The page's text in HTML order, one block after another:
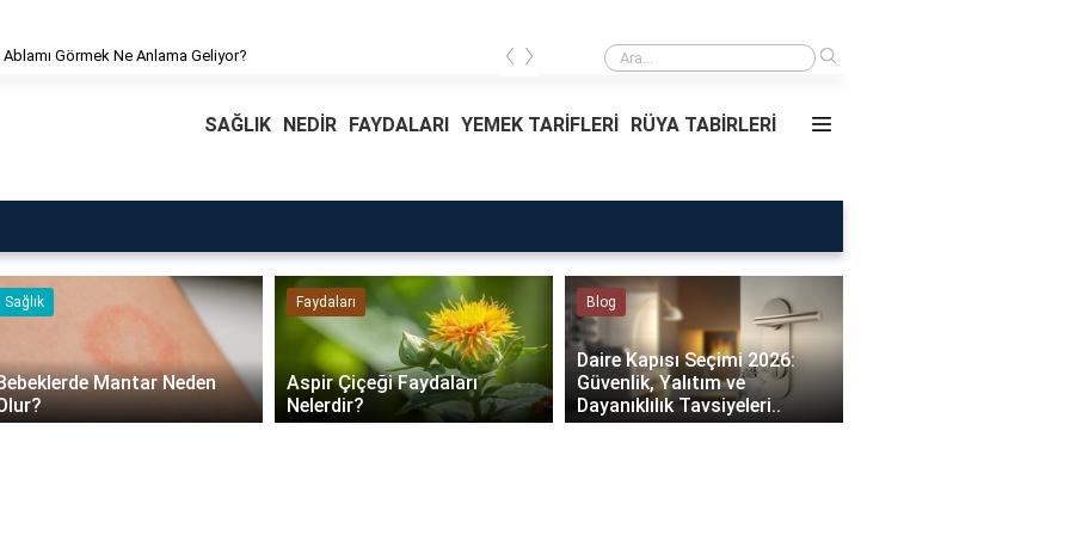
Görmek Ne Anlama Geliyor? Rüyada Ablamı Görmek Ne Anlama Geliyor?
‹ ›
SAĞLIK NEDİR FAYDALARI YEMEK TARİFLERİ RÜYA TABİRLERİ
Faydaları
Çiçeği Faydaları
Blog
Daire Kapısı Seçimi 2026:
Güvenlik, Yalıtım ve
Dayanıklılık Tavsiyeleri..
Rüya Tabirleri
Rüyada Ablamı Görmek Ne
Anlama Geliyor?